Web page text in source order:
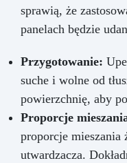
sprawią, że
panelach będzie
Przygotowanie:
suche i wolne od
powierzchnię, aby
Proporcje
proporcje
utwardzacza.